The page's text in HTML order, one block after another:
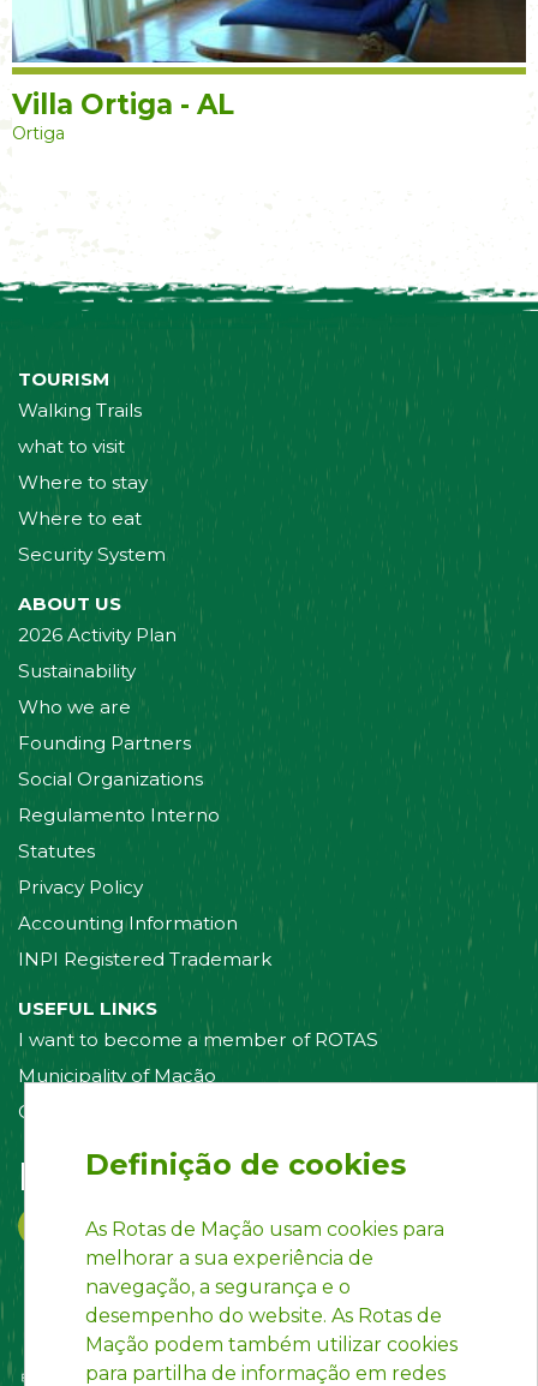
Villa Ortiga - AL
Ortiga
TOURISM
Walking Trails
what to visit
Where to stay
Where to eat
Security System
ABOUT US
2026 Activity Plan
Sustainability
Who we are
Founding Partners
Social Organizations
Regulamento Interno
Statutes
Privacy Policy
Accounting Information
INPI Registered Trademark
USEFUL LINKS
I want to become a member of ROTAS
Municipality of Mação
Contact us
Follow us on:
Definição de cookies
As Rotas de Mação usam cookies para
melhorar a sua experiência de
navegação, a segurança e o
desempenho do website. As Rotas de
Mação podem também utilizar cookies
para partilha de informação em redes